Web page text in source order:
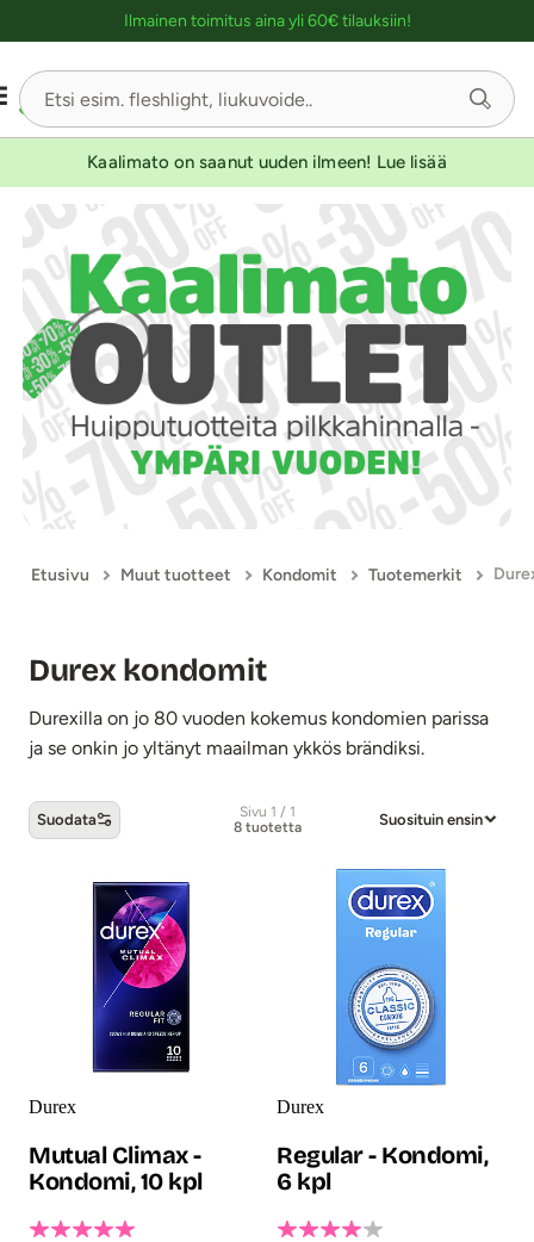
Ilmainen toimitus aina yli 60€ tilauksiin!
Kaalimato on saanut uuden ilmeen! Lue lisää
Etusivu Muut tuotteet Kondomit Tuotemerkit
Durex kondomit
Durexilla on jo 80 vuoden kokemus kondomien parissa
ja se onkin jo yltänyt maailman ykkös brändiksi.
Suodata
Sivu 1 / 1
8 tuotetta
Suosituin ensin
Durex kondomit -tuotteet
Durex
Mutual Climax -
Kondomi, 10 kpl
Durex
Regular - Kondomi,
6 kpl